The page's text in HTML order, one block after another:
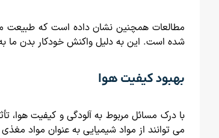
مطالعات همچنین نشان داده است که طبیعت
شده است. این به دلیل واکنش خودکار بدن ما
بهبود کیفیت هوا
با درک مسائل مربوط به آلودگی و کیفیت هوا،
می توانند از مواد شیمیایی به عنوان مواد